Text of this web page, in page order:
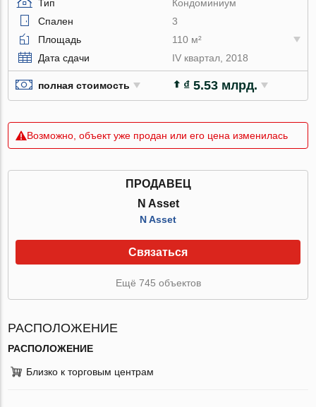
Тип
Кондоминиум
Спален
3
Площадь
110 м²
Дата сдачи
IV квартал, 2018
полная стоимость ₫ 5.53 млрд.
Возможно, объект уже продан или его цена изменилась
ПРОДАВЕЦ
N Asset
N Asset
Связаться
Ещё 745 объектов
РАСПОЛОЖЕНИЕ
РАСПОЛОЖЕНИЕ
Близко к торговым центрам